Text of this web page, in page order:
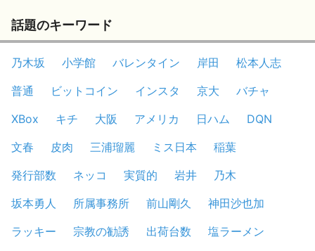
話題のキーワード
乃木坂 小学館 バレンタイン 岸田
松本人志
普通
ビットコイン インスタ 京大
バチャ
XBox
キチ 大阪 アメリカ 日ハム
DQN
文春
皮肉 三浦瑠麗 ミス日本
稲葉
発行部数
ネッコ 実質的 岩井
乃木
坂本勇人
所属事務所 前山剛久
神田沙也加
ラッキー
宗教の勧誘 出荷台数
塩ラーメン